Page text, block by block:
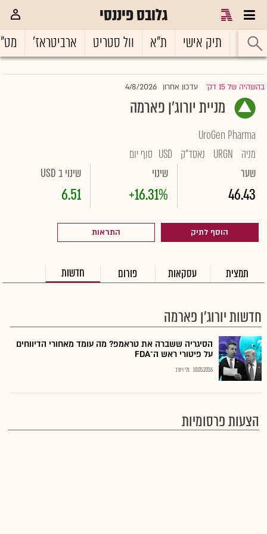
גלובס פיננסי
ראשי תיק אישי ת"א וול סטריט ארביטראז'
בהשהיה של 15 דק' |עדכון אחרון 4/8/2026
מניית יורוג'ן פארמה
UroGen Pharma
מניה
URGN נאסד"ק USD סוף יום
שער
46.43
שינוי
+16.31%
שינוי ב USD
6.51
הוסף לתיק התראות
תמצית עסקאות פורום חדשות
חדשות יורוג'ן פארמה
הסיגריה ששברה את טראמפ? מה עומד מאחורי הדיווחים
על פיטורי ראש ה־FDA
10.05.2026 גלי וינרב
הצעות פרסומיות